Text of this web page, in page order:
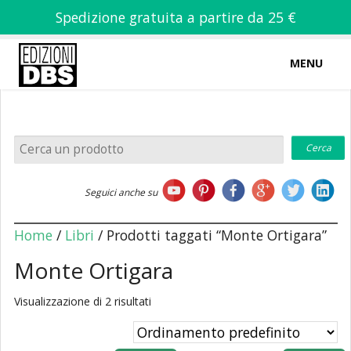
Spedizione gratuita a partire da 25 €
MENU
Home
Chi siamo
Libri
Seguici anche su
Home/ Libri / Prodotti taggati “Monte Ortigara”
Monte Ortigara
Visualizzazione di 2 risultati